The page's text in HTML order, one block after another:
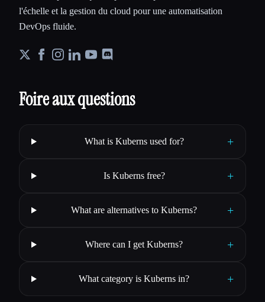
l'échelle et la gestion du cloud pour une automatisation
DevOps fluide.
Foire aux questions
What is Kuberns used for? +
Is Kuberns free? +
What are alternatives to Kuberns? +
Where can I get Kuberns? +
What category is Kuberns in? +